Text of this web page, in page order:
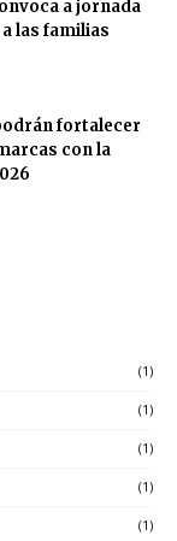
a jornada
las familias
fortalecer
con la
(1)
(1)
(1)
(1)
(1)